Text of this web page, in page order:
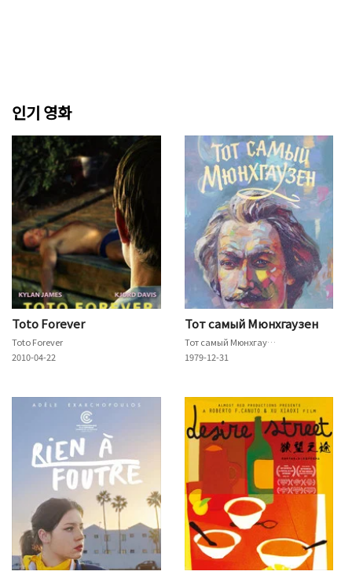
인기 영화
Toto Forever
Toto Forever
2010-04-22
Тот самый Мюнхгаузен
Тот самый Мюнхгаузен
1979-12-31